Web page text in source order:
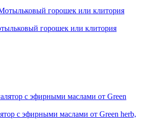
горошек или клитория
с эфирными маслами от Green herb,